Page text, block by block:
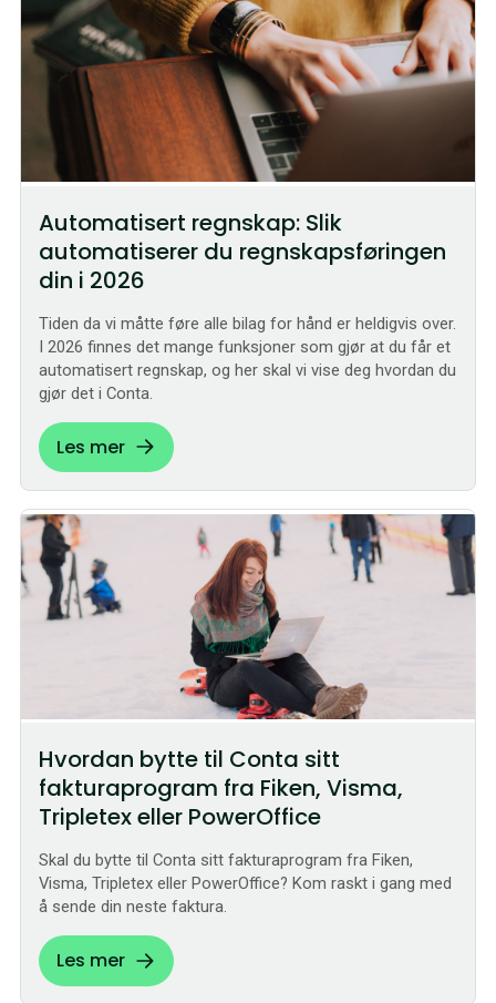
Automatisert regnskap: Slik
automatiserer du regnskapsføringen
din i 2026
Tiden da vi måtte føre alle bilag for hånd er heldigvis over.
I 2026 finnes det mange funksjoner som gjør at du får et
automatisert regnskap, og her skal vi vise deg hvordan du
gjør det i Conta.
Les mer
Hvordan bytte til Conta sitt
fakturaprogram fra Fiken, Visma,
Tripletex eller PowerOffice
Skal du bytte til Conta sitt fakturaprogram fra Fiken,
Visma, Tripletex eller PowerOffice? Kom raskt i gang med
å sende din neste faktura.
Les mer